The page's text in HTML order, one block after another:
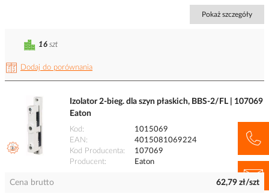
Pokaż szczegóły
Dodaj do porównania
16 szt
Izolator 2-bieg. dla szyn płaskich, BBS-2/FL | 107069
Eaton
Kod
1015069
EAN
4015081069224
Kod Producenta
107069
Producent
Eaton
Cena brutto 62,79 zł/szt